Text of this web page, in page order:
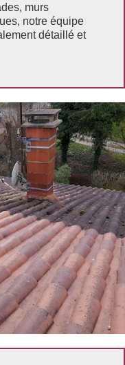
murs
notre équipe
détaillé et